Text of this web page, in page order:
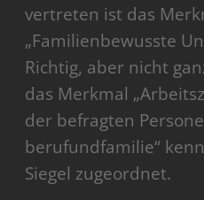
vertreten ist das
„Familienbewusste
Richtig, aber nicht
das Merkmal
der befragten
berufundfamilie“
Siegel zugeordnet.